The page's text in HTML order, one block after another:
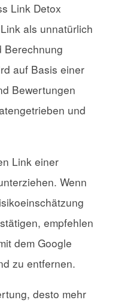
Link Detox
als unnatürlich
Berechnung
auf Basis einer
Bewertungen
und
Link einer
Wenn
empfehlen
dem Google
zu entfernen.
desto mehr